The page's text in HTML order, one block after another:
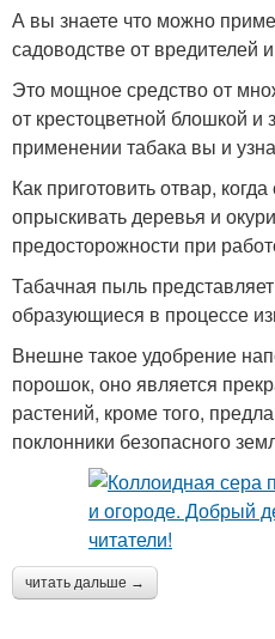
А вы знаете что можно
садоводстве от вредителей
Это мощное средство от
от крестоцветной блошкой и
применении табака вы и
Как приготовить отвар,
опрыскивать деревья и
предосторожности при
Табачная пыль
образующиеся в процессе
Внешне такое удобрение
порошок, оно является
растений, кроме того,
поклонники безопасного
читать дальше →